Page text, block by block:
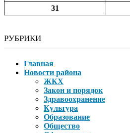
31
РУБРИКИ
Главная
Новости района
ЖКХ
Закон и порядок
Здравоохранение
Культура
Образование
Общество